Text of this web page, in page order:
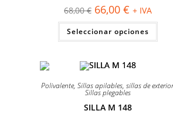
68,00€ El
precio
original
era:
68,00 €.
66,00 € El
precio
actual
es:
66,00 €.
+ IVA
Seleccionar opciones
Este
tiene
se
Polivalente, Sillas apilables, sillas de exterior
Sillas plegables
SILLA M 148